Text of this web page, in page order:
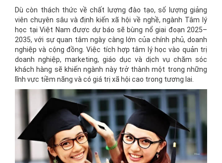
Dù còn thách thức về chất lượng đào tạo, số lượng giảng
viên chuyên sâu và định kiến xã hội về nghề, ngành Tâm lý
học tại Việt Nam được dự báo sẽ bùng nổ giai đoạn 2025–
2035, với sự quan tâm ngày càng lớn của chính phủ, doanh
nghiệp và cộng đồng. Việc tích hợp tâm lý học vào quản trị
doanh nghiệp, marketing, giáo dục và dịch vụ chăm sóc
khách hàng sẽ khiến ngành này trở thành một trong những
lĩnh vực tiềm năng và có giá trị xã hội cao trong tương lai.